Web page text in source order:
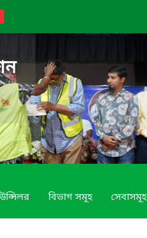
বিভাগ সমূহ সেবাসমূহ